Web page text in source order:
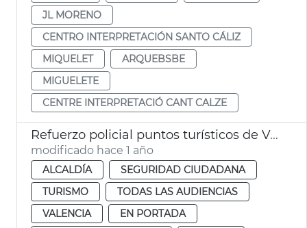
JL MORENO
CENTRO INTERPRETACIÓN SANTO CÁLIZ
MIQUELET
ARQUEBSBE
MIGUELETE
CENTRE INTERPRETACIÓ CANT CALZE
Refuerzo policial puntos turísticos de València
modificado hace 1 año
ALCALDÍA
SEGURIDAD CIUDADANA
TURISMO
TODAS LAS AUDIENCIAS
VALENCIA
EN PORTADA